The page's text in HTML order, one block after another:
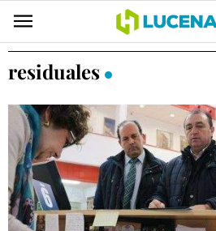
POLÍTICA
ELECCIONES
SUCESOS
ECONOMÍA
residuales